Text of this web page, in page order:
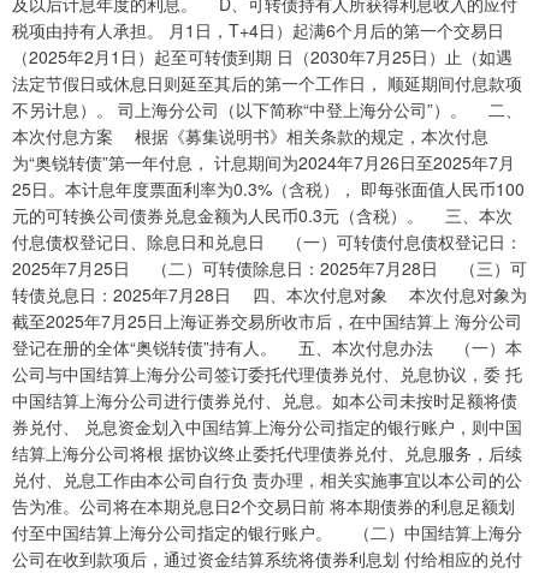
税项由持有人承担。 月1日，T+4日）起满6个月后的第一个交易日
（2025年2月1日）起至可转债到期 日（2030年7月25日）止（如遇
法定节假日或休息日则延至其后的第一个工作日， 顺延期间付息款项
不另计息）。 司上海分公司（以下简称“中登上海分公司”）。 二、
本次付息方案 根据《募集说明书》相关条款的规定，本次付息
为“奥锐转债”第一年付息， 计息期间为2024年7月26日至2025年7月
25日。本计息年度票面利率为0.3%（含税）， 即每张面值人民币100
元的可转换公司债券兑息金额为人民币0.3元（含税）。 三、本次
付息债权登记日、除息日和兑息日 （一）可转债付息债权登记日：
2025年7月25日 （二）可转债除息日：2025年7月28日 （三）可
转债兑息日：2025年7月28日 四、本次付息对象 本次付息对象为
截至2025年7月25日上海证券交易所收市后，在中国结算上 海分公司
登记在册的全体“奥锐转债”持有人。 五、本次付息办法 （一）本
公司与中国结算上海分公司签订委托代理债券兑付、兑息协议，委 托
中国结算上海分公司进行债券兑付、兑息。如本公司未按时足额将债
券兑付、 兑息资金划入中国结算上海分公司指定的银行账户，则中国
结算上海分公司将根 据协议终止委托代理债券兑付、兑息服务，后续
兑付、兑息工作由本公司自行负 责办理，相关实施事宜以本公司的公
告为准。公司将在本期兑息日2个交易日前 将本期债券的利息足额划
付至中国结算上海分公司指定的银行账户。 （二）中国结算上海分
公司在收到款项后，通过资金结算系统将债券利息划 付给相应的兑付